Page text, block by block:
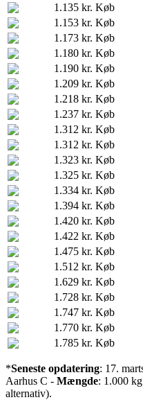
1.135 kr. Køb
1.153 kr. Køb
1.173 kr. Køb
1.180 kr. Køb
1.190 kr. Køb
1.209 kr. Køb
1.218 kr. Køb
1.237 kr. Køb
1.312 kr. Køb
1.312 kr. Køb
1.323 kr. Køb
1.325 kr. Køb
1.334 kr. Køb
1.394 kr. Køb
1.420 kr. Køb
1.422 kr. Køb
1.475 kr. Køb
1.512 kr. Køb
1.629 kr. Køb
1.728 kr. Køb
1.747 kr. Køb
1.770 kr. Køb
1.785 kr. Køb
*Seneste opdatering: 17.
Aarhus C - Mængde: 1.000
alternativ).